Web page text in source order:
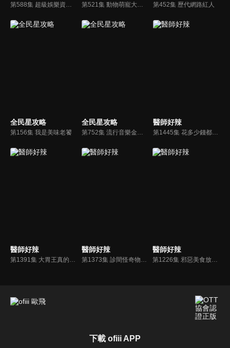
第588集 超級娛樂資訊專家 第521集 動物萌寵大聯盟 第452集 歷代網路紅人
全民星攻略
第156集 我是美味老饕
全民星攻略 醫師好辣
第1445集 花多少錢都救不了，為什麼治療完還是沒有好？
醫師好辣 醫師好辣 醫師好辣
下載 ofiii APP